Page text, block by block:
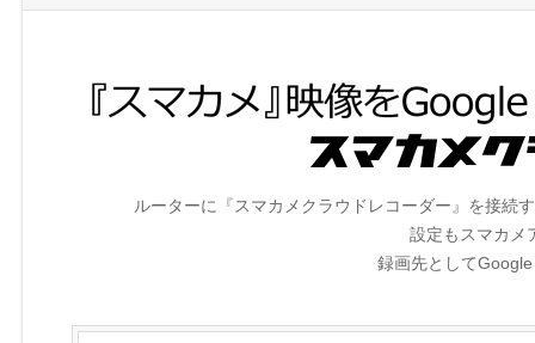
ルーターに『スマカメクラウドレコーダー』を接続
設定もスマカメ
録画先として